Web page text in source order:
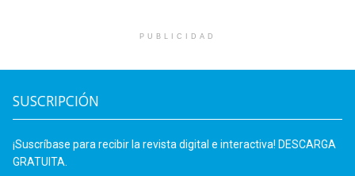
PUBLICIDAD
SUSCRIPCIÓN
¡Suscríbase para recibir la revista digital e interactiva! DESCARGA
GRATUITA.